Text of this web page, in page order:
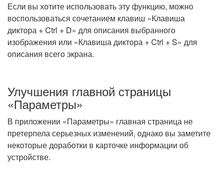
Если вы хотите использовать эту функцию, можно
воспользоваться сочетанием клавиш «Клавиша
диктора + Ctrl + D» для описания выбранного
изображения или «Клавиша диктора + Ctrl + S» для
описания всего экрана.
Улучшения главной страницы
«Параметры»
В приложении «Параметры» главная страница не
претерпела серьезных изменений, однако вы заметите
некоторые доработки в карточке информации об
устройстве.